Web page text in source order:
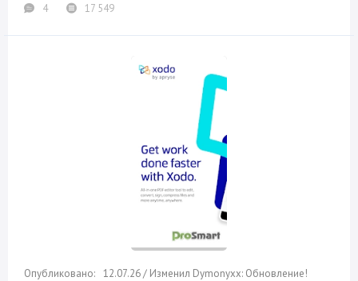
4
17 549
12.07.26 / Изменил Dymonyxx: Обновление!